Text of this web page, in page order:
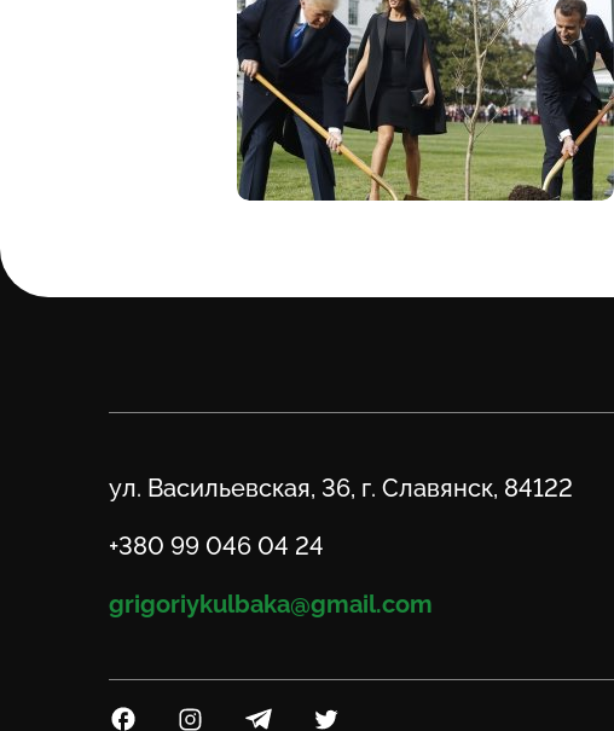
Адрес
ул. Васильевская, 36, г. Славянск, 84122
Телефон
+380 99 046 04 24
Email
grigoriykulbaka@gmail.com
Посилання на Facebook
Посилання на Instagram
Посилання на Telegram
Посилання на Twitter